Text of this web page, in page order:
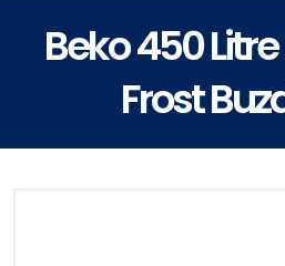
Beko 450
Frost